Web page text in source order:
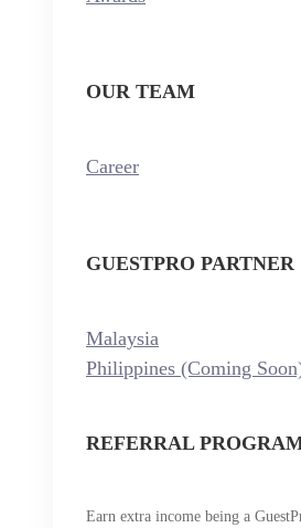
OUR TEAM
Career
GUESTPRO PARTNER
Malaysia
Philippines (Coming
REFERRAL
Earn extra income being a